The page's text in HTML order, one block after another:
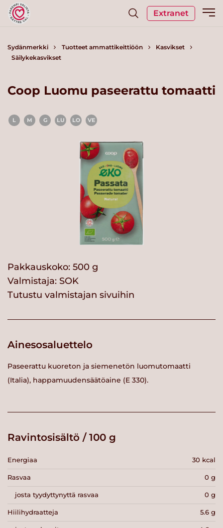
Extranet
Sydänmerkki Tuotteet ammattikeittiöön
Kasvikset
Säilykekasvikset
Coop Luomu paseerattu tomaatti
L M G LU LO VE
Pakkauskoko: 500 g
Valmistaja: SOK
Tutustu valmistajan sivuihin
Ainesosaluettelo
Paseerattu kuoreton ja siemenetön luomutomaatti
(Italia), happamuudensäätöaine (E 330).
Ravintosisältö / 100 g
Energiaa 30 kcal
Rasvaa 0 g
josta tyydyttynyttä rasvaa 0 g
Hiilihydraatteja 5.6 g